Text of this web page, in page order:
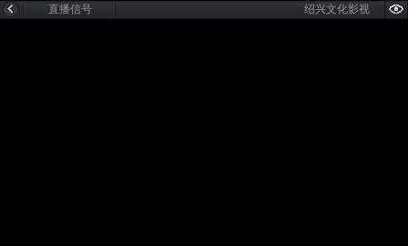
直播信号 绍兴文化影视